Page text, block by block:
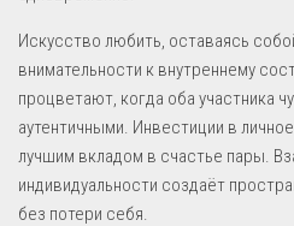
Искусство любить, оставаясь
внимательности к внутреннему
процветают, когда оба участника
аутентичными. Инвестиции в
лучшим вкладом в счастье пары.
индивидуальности создаёт
без потери себя.